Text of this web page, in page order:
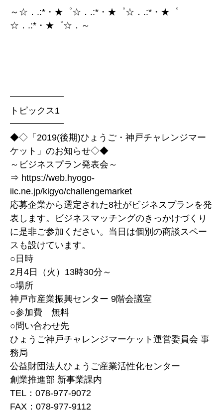
～☆．.:*・★゜☆．.:*・★゜☆．.:*・★゜
☆．.:*・★゜☆．～
━━━━━━
トピックス1
━━━━━━
◆◇「2019(後期)ひょうご・神戸チャレンジマー
ケット」のお知らせ◇◆
～ビジネスプラン発表会～
⇒ https://web.hyogo-
iic.ne.jp/kigyo/challengemarket
応募企業から選定された8社がビジネスプランを発
表します。ビジネスマッチングのきっかけづくり
に是非ご参加ください。当日は個別の商談スペー
スも設けています。
○日時
2月4日（火）13時30分～
○場所
神戸市産業振興センター 9階会議室
○参加費 無料
○問い合わせ先
ひょうご神戸チャレンジマーケット運営委員会 事
務局
公益財団法人ひょうご産業活性化センター
創業推進部 新事業課内
TEL：078-977-9072
FAX：078-977-9112